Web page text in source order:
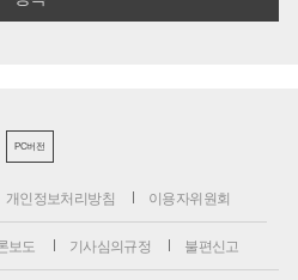
PC버전
개인정보처리방침 이용자위원회
보도 기사심의규정 불편신고